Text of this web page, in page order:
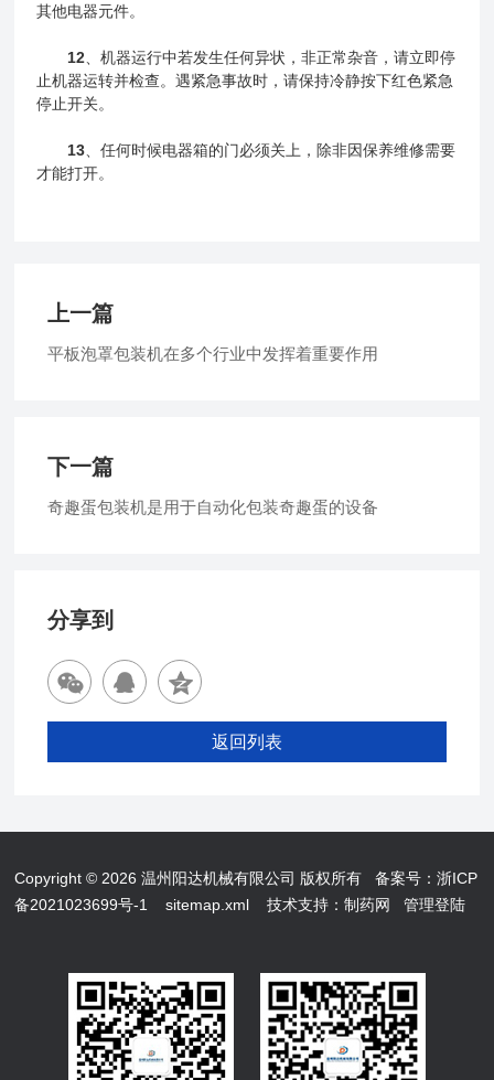
其他电器元件。
12 、机器运行中若发生任何异状，非正常杂音，请立即停
止机器运转并检查。遇紧急事故时，请保持冷静按下红色紧急
停止开关。
13 、任何时候电器箱的门必须关上，除非因保养维修需要
才能打开。
上一篇
平板泡罩包装机在多个行业中发挥着重要作用
下一篇
奇趣蛋包装机是用于自动化包装奇趣蛋的设备
分享到
返回列表
Copyright © 2026 温州阳达机械有限公司 版权所有备案号：浙ICP
备2021023699号-1
sitemap.xml 技术支持：制药网 管理登陆